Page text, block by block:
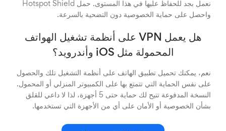
نعمل بجد للحفاظ عليها في هذا المستوى. حمل Hotspot Shield
واحصل على حماية الخصوصية دون التضحية بالسرعة.
هل يعمل VPN على أنظمة تشغيل الهواتف
المحمولة مثل iOS وأندرويد؟
نعم، يمكنك تحميل تطبيق الهاتف على أنظمة التشغيل تلك والحصول
على نفس الحماية التي تتمتع بها على الكمبيوتر المنزلي أو المحمول.
النسخة المدفوعة تتيح لك حماية حتى 5 أجهزة، لذا لا داعي للقلق
بشأن الخصوصية أو الأمان على أي من الأجهزة التي تستخدمها.